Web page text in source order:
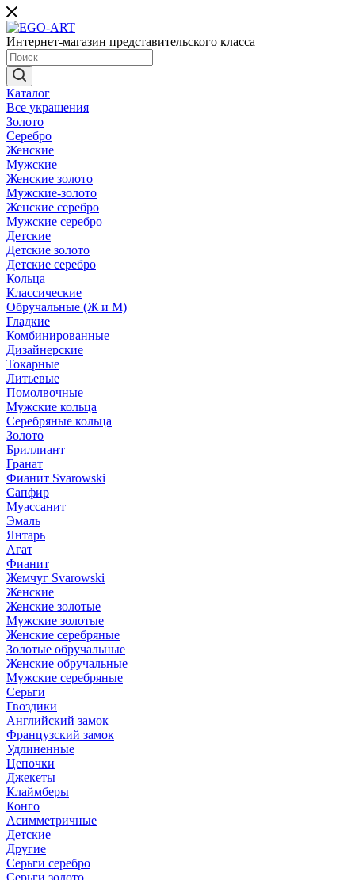
Интернет-магазин представительского класса
Каталог
Все украшения
Золото
Серебро
Женские
Мужские
Женские золото
Мужские-золото
Женские серебро
Мужские серебро
Детские
Детские золото
Детские серебро
Кольца
Классические
Обручальные (Ж и М)
Гладкие
Комбинированные
Дизайнерские
Токарные
Литьевые
Помолвочные
Мужские кольца
Серебряные кольца
Золото
Бриллиант
Гранат
Фианит Svarowski
Сапфир
Муассанит
Эмаль
Янтарь
Агат
Фианит
Жемчуг Svarowski
Женские
Женские золотые
Мужские золотые
Женские серебряные
Золотые обручальные
Женские обручальные
Мужские серебряные
Серьги
Гвоздики
Английский замок
Французский замок
Удлиненные
Цепочки
Джекеты
Клаймберы
Конго
Асимметричные
Детские
Другие
Серьги серебро
Серьги золото